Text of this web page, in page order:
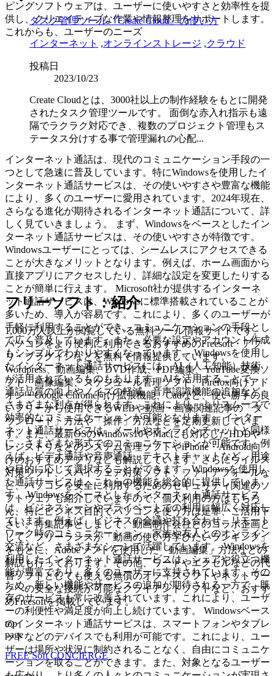
ピングソフトウェアは、ユーザーに使いやすさと効率性を提
供し、クリエイティブな作業や情報整理をサポートします。
これからも、ユーザーのニーズ
インターネット通話は、現代のコミュニケーション手段の一
つとして急速に普及しています。特にWindowsを使用したイ
ンターネット通話サービスは、その使いやすさや豊富な機能
により、多くのユーザーに愛用されています。2024年現在、
さらなる進化が期待されるインターネット通話について、詳
しく見ていきましょう。 まず、Windowsをベースとしたイン
ターネット通話サービスは、その使いやすさが特徴です。
Windowsユーザーにとっては、シームレスにアクセスできる
ことが大きなメリットとなります。例えば、ホーム画面から
直接アプリにアクセスしたり、詳細な設定を変更したりする
ことが簡単に行えます。 Microsoft社が提供するインターネ
ット通話サービスは、Windowsに標準搭載されていることが
多いため、導入が容易です。これにより、多くのユーザーが
手軽に利用することができ、コミュニケーションの手段とし
て広く普及しています。また、必要な設定やアカウント作成
もシンプルでわかりやすくなっています。 Windowsを使用し
たインターネット通話サービスには、AI（人工知能）技術
が活用されているものもあります。AIを活用することで、
通話品質の向上やノイズの軽減、音声認識機能の追加など、
さまざまな利点が得られます。これにより、よりスムーズで
効率的なコミュニケーションが可能となります。 インター
ネット通話サービスは、メールやオンラインチャットと同様
に、さまざまな形式でのコミュニケーションが可能です。例
えば、ビデオ通話や音声通話、テキストチャットなど、用途
や目的に応じて選択することができます。Windowsを使用し
た通話サービスは、これらの機能を総合的に提供していま
す。 Windowsをベースとしたインターネット通話サービス
は、ビジネスシーンやプライベートでの利用に幅広く対応し
ています。例えば、ビジネスの会議や打ち合わせ、リモート
ワーク時のコミュニケーション、家族や友人とのオンライン
交流など、さまざまなシーンで活躍しています。 Windowsを
利用したインターネット通話サービスは、シェアや役立つ機
能が豊富であり、多くのユーザーに支持されています。その
ため、新しい機能やサービスの追加が期待される一方で、既
存のサービスも常に改善されています。これにより、ユーザ
ーの利便性や満足度が向上し続けています。 Windowsベース
のインターネット通話サービスは、スマートフォンやタブレ
ットなどのデバイスでも利用が可能です。これにより、ユー
ザーは場所や状況に制約されることなく、自由にコミュニケ
ーションを取ることができます。また、対象となるユーザー
タスク管理ツール『Create Cloud』の使い方
インターネット ,オンラインストレージ ,クラウド
投稿日
2023/10/23
Create Cloudとは、3000社以上の制作経験をもとに開発
されたタスク管理ツールです。 面倒な赤入れ指示も遠
隔でラクラク対応でき、複数のプロジェクト管理もス
テータス分けする事で管理漏れの心配...
フリーソフト：紹介
1,000万人以上が閲覧している無料ツール情報サイトです。
パソコンをより便利に利用できるおすすめのFreesoft・アプ
リ・プラグインなどを無料で情報提供しています。
Wordpress、動画編集、DVD作成、PDF編集、YouTube変換ソ
フト、画像編集、スケジュール管理ソフト、Firefox向けアド
オン・Google Chrome向け拡張機能、Cadなど、使い勝手の良
いフリーから使用できるWEBや動画・画像関連記事の「ダ
ウンロード」方法や「操作」方法などを定期更新していま
す。また、最新OSのWindows10やMacにも対応したHDDや
レジストリなどのシステム管理ソフトやiPhone・Android向
けのおすすめアプリなども解説しています。さらにウイルス
対策ソフト、スパイウェア対策ソフト、ファイアフォールな
ど、パソコンを安全に利用するためのセキュリティ関連のソ
フトウェアも紹介していますので、個人利用の方はもちろ
ん、特にビジネス目的でパソコンを使う方は是非、ご活用下
さい。特集記事としまして、動画制作会社とのコラボ企画と
して、フリーランスが「動画の使い方学びたいランキング」
をもとに、Adobeソフトを使用した「動画編集」方法などの
解説も行っております。その他、ワードやエクセルなどの代
替ソフトとしても使える無償のオフィスソフトやネットワー
クへの安全な接続が可能なクライアントソフトなど、おすす
めFreesoftを掲載しています。
top
page
FREE Soft CONCIERGE